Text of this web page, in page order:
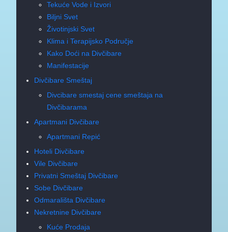
Tekuće Vode i Izvori
Biljni Svet
Životinjski Svet
Klima i Terapijsko Područje
Kako Doći na Divčibare
Manifestacije
Divčibare Smeštaj
Divcibare smestaj cene smeštaja na
Divčibarama
Apartmani Divčibare
Apartmani Repić
Hoteli Divčibare
Vile Divčibare
Privatni Smeštaj Divčibare
Sobe Divčibare
Odmarališta Divčibare
Nekretnine Divčibare
Kuće Prodaja